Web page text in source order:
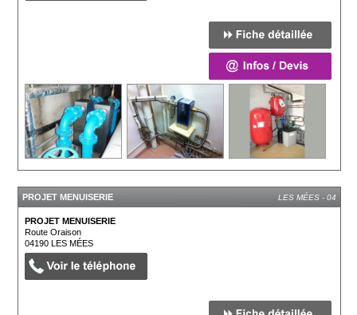
PROJET MENUISERIE LES MÉES - 04
PROJET MENUISERIE
Route Oraison
04190LES MÉES